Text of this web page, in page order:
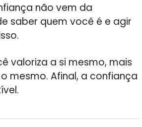
não vem da
saber quem você é e agir
valoriza a si mesmo, mais
mesmo. Afinal, a confiança